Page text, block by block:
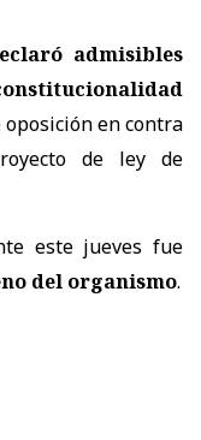
admisibles
en contra
de ley de
este jueves fue
del organismo.